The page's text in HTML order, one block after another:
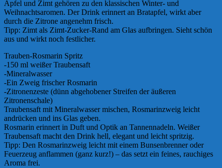
Apfel und Zimt gehören zu den klassischen Winter- und
Weihnachtsaromen. Der Drink erinnert an Bratapfel, wirkt aber
durch die Zitrone angenehm frisch.
Tipp: Zimt als Zimt-Zucker-Rand am Glas aufbringen. Sieht schön
aus und wirkt noch festlicher.
Trauben-Rosmarin Spritz
-150 ml weißer Traubensaft
-Mineralwasser
-Ein Zweig frischer Rosmarin
-Zitronenzeste (dünn abgehobener Streifen der äußeren
Zitronenschale)
Traubensaft mit Mineralwasser mischen, Rosmarinzweig leicht
andrücken und ins Glas geben.
Rosmarin erinnert in Duft und Optik an Tannennadeln. Weißer
Traubensaft macht den Drink hell, elegant und leicht spritzig.
Tipp: Den Rosmarinzweig leicht mit einem Bunsenbrenner oder
Feuerzeug anflammen (ganz kurz!) – das setzt ein feines, rauchiges
Aroma frei.